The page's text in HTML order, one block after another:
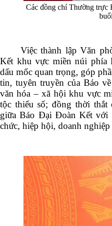
Các đồng chí Thường
Việc thành lập Văn
Kết khu vực miền núi phía
dấu mốc quan trọng, góp
tin, tuyên truyền của Báo
văn hóa – xã hội khu vực
tộc thiểu số; đồng thời
giữa Báo Đại Đoàn Kết với
chức, hiệp hội, doanh